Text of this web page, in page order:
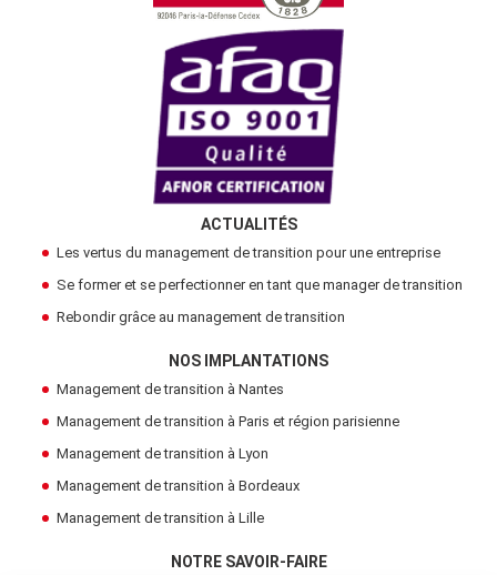
ACTUALITÉS
Les vertus du management de transition pour une entreprise
Se former et se perfectionner en tant que manager de transition
Rebondir grâce au management de transition
NOS IMPLANTATIONS
Management de transition à Nantes
Management de transition à Paris et région parisienne
Management de transition à Lyon
Management de transition à Bordeaux
Management de transition à Lille
NOTRE SAVOIR-FAIRE